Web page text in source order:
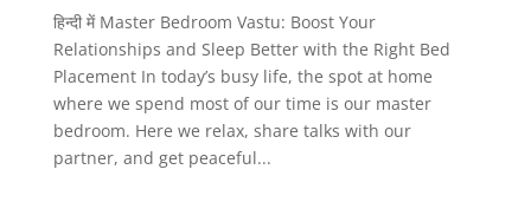
हिन्दी में Master Bedroom Vastu: Boost Your
Relationships and Sleep Better with the Right Bed
Placement In today’s busy life, the spot at home
where we spend most of our time is our master
bedroom. Here we relax, share talks with our
partner, and get peaceful...